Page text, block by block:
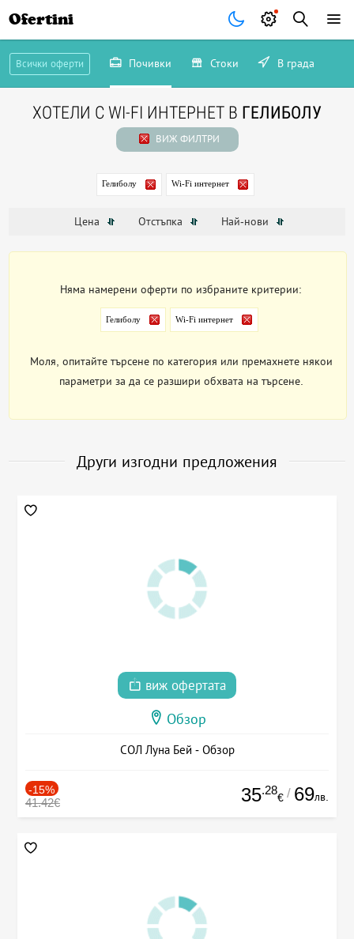
Ofertini
Всички оферти Почивки Стоки В града
ХОТЕЛИ С WI-FI ИНТЕРНЕТ В ГЕЛИБОЛУ
ВИЖ ФИЛТРИ
Гелиболу Wi-Fi интернет
Цена Отстъпка Най-нови
Няма намерени оферти по избраните критерии:
Гелиболу Wi-Fi интернет
Моля, опитайте търсене по категория или премахнете някои
параметри за да се разшири обхвата на търсене.
Други изгодни предложения
виж офертата
Обзор
СОЛ Луна Бей - Обзор
-15%
41.42€ 35.28
€ / 69лв.